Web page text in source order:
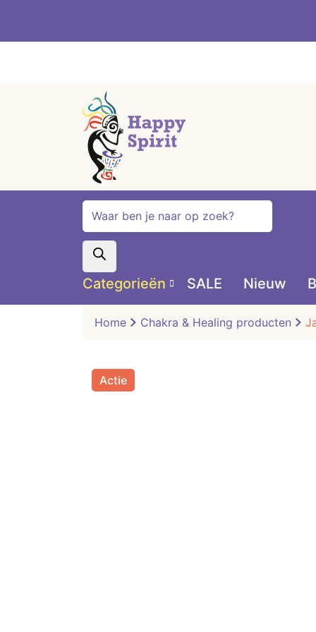
Producten
zoeken
Categorieën SALE Nieuw
Home Chakra & Healing producten
Actie